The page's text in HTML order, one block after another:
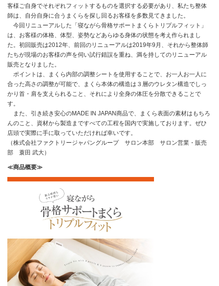
客様ご自身でそれぞれフィットするものを選択する必要があり、私たち整体
師は、自分自身に合うまくらを探し回るお客様を多数見てきました。
今回リニューアルした「寝ながら骨格サポートまくらトリプルフィット」
は、お客様の体格、体型、姿勢などあらゆる身体の状態を考え作られまし
た。初回販売は2012年、前回のリニューアルは2019年9月、それから整体師
たちが現場のお客様の声を伺い試行錯誤を重ね、満を持してのリニューアル
販売となりました。
ポイントは、まくら内部の調整シートを使用することで、お一人お一人に
合った高さの調整が可能で、まくら本体の構造は３層のウレタン構造でしっ
かり首・肩を支えられること、それにより全身の体圧を分散できることで
す。
また、引き続き安心のMADE IN JAPAN商品で、まくら表面の素材はもちろ
んのこと、資材から製造まですべての工程を国内で実施しております。ぜひ
店頭で実際に手に取っていただければ幸いです。
（株式会社ファクトリージャパングループ サロン本部 サロン営業・販売
部 蓑田 武大）
≪商品概要≫